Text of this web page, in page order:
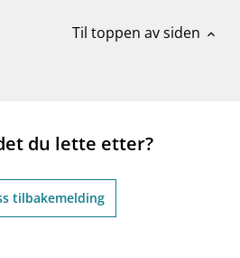
Til toppen av siden expand_less
du lette etter?
tilbakemelding